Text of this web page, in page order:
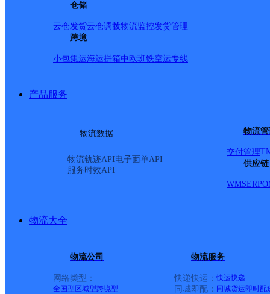
仓储
云仓发货云仓调拨物流监控发货管理
跨境
小包集运海运拼箱中欧班铁空运专线
产品服务
物流数据
物流轨迹API电子面单API
服务时效API
物流
交付管理
供应链
WMSERP
物流大全
物流公司
网络类型：
全国型 区域型跨境型
物流服务
快递快运： 快运快递
同城即配： 同城货运即时配